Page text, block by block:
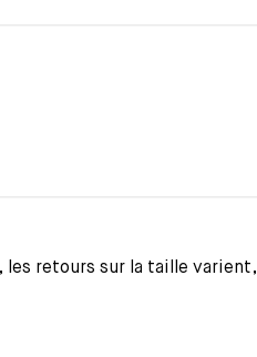
les retours sur la taille varient,